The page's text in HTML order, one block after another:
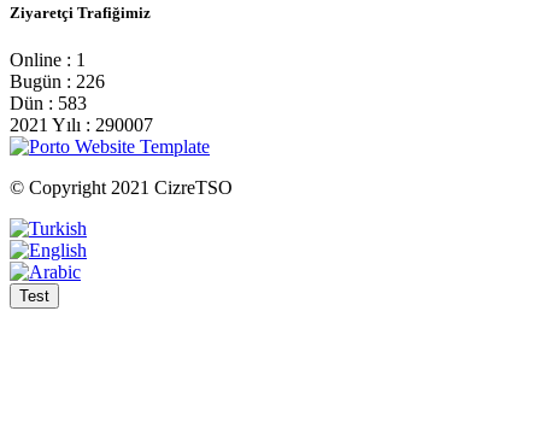
Ziyaretçi Trafiğimiz
Online : 1
Bugün : 226
Dün : 583
2021 Yılı : 290007
© Copyright 2021 CizreTSO
Test